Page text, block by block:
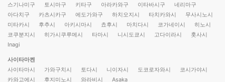
스기나미구
토시마구 키타구 아라카와구 이타바시구
네리마구
아다치구
카츠시카구 에도가와구 하치오지시 타치카와시
무사시노시
미타카시
후추시 아키시마시 쵸후시 마치다시 코가네이시
히노시
코쿠분지시
히가시쿠루메시 타마시 니시도쿄시 고다이라시
훗사시
Inagi
사이타마켄
사이타마시
가와구치시 토다시 니이자시 도코로자와시
코시가야시
카와고에시
후지미노시 와라비시 Asaka